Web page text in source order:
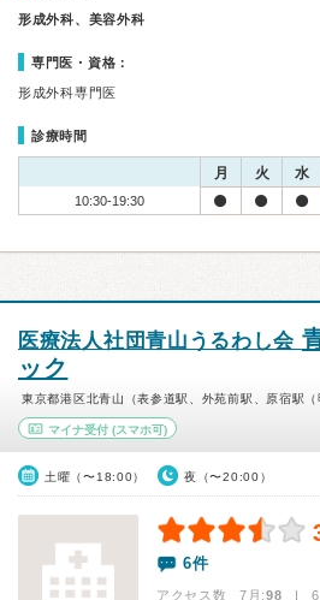
形成外科、美容外科
専門医・資格：
形成外科専門医
診療時間
月 火 水
10:30-19:30
医療法人社団青山うるわし会
ック
東京都港区北青山（表参道駅、外苑前駅、原宿駅（
マイナ受付 (スマホ可)
土曜（〜18:00） 夜（〜20:00）
6件
アクセス数 7月:98 | 6